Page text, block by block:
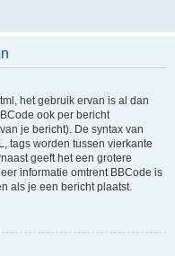
het gebruik ervan is al dan
ook per bericht
je bericht). De syntax van
tags worden tussen vierkante
geeft het een grotere
informatie omtrent BBCode is
als je een bericht plaatst.